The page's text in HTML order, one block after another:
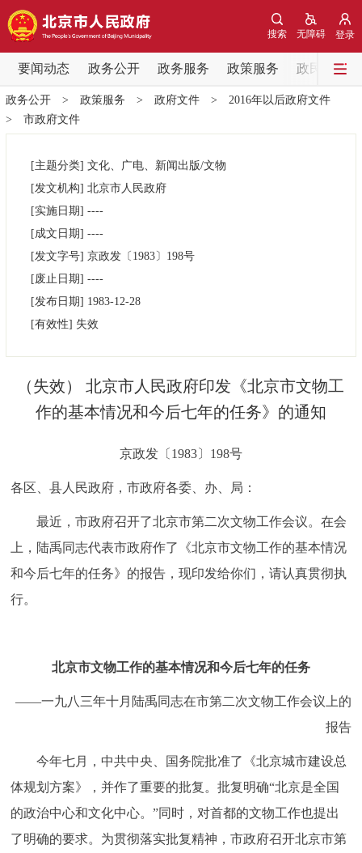
登录
无障碍
搜索
要闻动态 政务公开 政务服务 政策服务 政民互动
要闻动态
党中央精神 国务院信息 中央部委动态
各区热点
市领导
决策公开 专题公开
政务服务
便民服务 利企服务 投资项目
政民互动
参与调查 在线访谈
绿色北京 图说北京 视频北京
政务公开> 政策服务 > 政府文件> 2016年以后政府文件
> 市政府文件
[主题分类] 文化、广电、新闻出版/文物
[发文机构] 北京市人民政府
[实施日期] ----
[成文日期] ----
[发文字号] 京政发〔1983〕 198号
[废止日期] ----
[发布日期] 1983-12-28
[有效性] 失效
（失效） 北京市人民政府印发《北京市文物工
作的基本情况和今后七年的任务》的通知
京政发〔1983〕198号
各区、县人民政府，市政府各委、办、局：
最近，市政府召开了北京市第二次文物工作会议。在会
上，陆禹同志代表市政府作了《北京市文物工作的基本情况
和今后七年的任务》的报告，现印发给你们，请认真贯彻执
行。
北京市文物工作的基本情况和今后七年的任务
——一九八三年十月陆禹同志在市第二次文物工作会议上的
报告
今年七月，中共中央、国务院批准了《北京城市建设总
体规划方案》，并作了重要的批复。批复明确“北京是全国
的政治中心和文化中心。”同时，对首都的文物工作也提出
了明确的要求。为贯彻落实批复精神，市政府召开北京市第